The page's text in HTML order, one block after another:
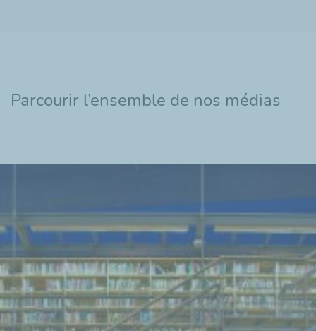
Parcourir l’ensemble de nos médias